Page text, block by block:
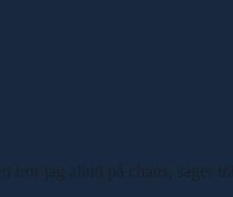
jag alltid på chans, säger